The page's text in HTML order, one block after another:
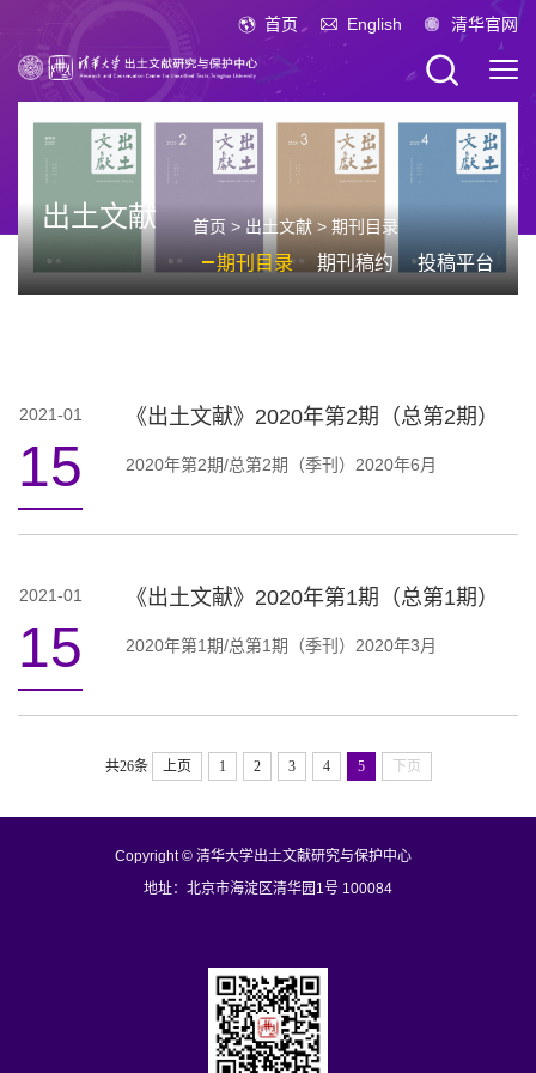
首页 English 清华官网
出土文献 首页 > 出土文献 > 期刊目录
期刊目录 期刊稿约 投稿平台
2021-01
15
《出土文献》2020年第2期（总第2期）
2020年第2期/总第2期（季刊）2020年6月
2021-01
15
《出土文献》2020年第1期（总第1期）
2020年第1期/总第1期（季刊）2020年3月
共26条 上页 1 2 3 4 5 下页
Copyright © 清华大学出土文献研究与保护中心
地址：北京市海淀区清华园1号 100084